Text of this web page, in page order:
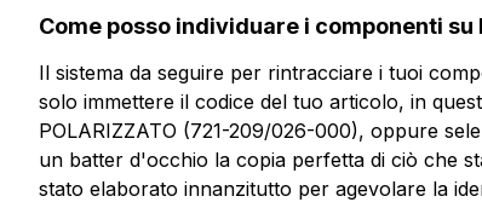
Vuoi ricevere
più informazioni?
CFP209-
Come posso individuare i componenti su
Il sistema da seguire per rintracciare i tuoi
solo immettere il codice del tuo articolo, in
POLARIZZATO (721-209/026-000), oppure
un batter d'occhio la copia perfetta di ciò che
stato elaborato innanzitutto per agevolare la